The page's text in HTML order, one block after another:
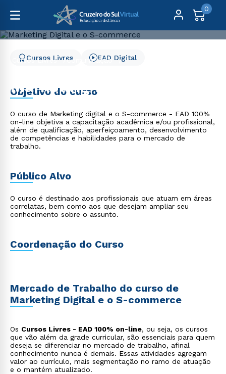
0
Cursos Livres
Comunicação
Marketing Digital e o S-
commerce
Cursos Livres EAD Digital
Objetivo do curso
O curso de Marketing digital e o S-commerce - EAD 100%
on-line objetiva a capacitação acadêmica e/ou profissional,
além de qualificação, aperfeiçoamento, desenvolvimento
de competências e habilidades para o mercado de
trabalho.
Público Alvo
O curso é destinado aos profissionais que atuam em áreas
correlatas, bem como aos que desejam ampliar seu
conhecimento sobre o assunto.
Coordenação do Curso
Mercado de Trabalho do curso de
Marketing Digital e o S-commerce
Os Cursos Livres - EAD 100% on-line, ou seja, os cursos
que vão além da grade curricular, são essenciais para quem
deseja se diferenciar no mercado de trabalho, afinal
conhecimento nunca é demais. Essas atividades agregam
valor ao currículo, mais segmentação no ramo de atuação
e o mantém atualizado.